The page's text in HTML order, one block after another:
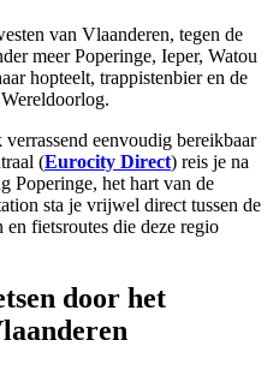
van Vlaanderen, tegen de
meer Poperinge, Ieper, Watou
hopteelt, trappistenbier en de
eenvoudig bereikbaar
(Eurocity Direct) reis je na
Poperinge, het hart van de
sta je vrijwel direct tussen de
fietsroutes die deze regio
door het